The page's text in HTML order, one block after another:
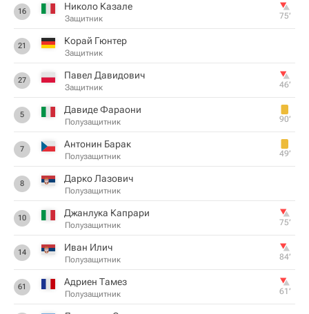
16 Николо Казале
Защитник 75‎’‎
21 Корай Гюнтер
Защитник
27 Павел Давидович
Защитник 46‎’‎
5 Давиде Фараони
Полузащитник 90‎’‎
7 Антонин Барак
Полузащитник 49‎’‎
8 Дарко Лазович
Полузащитник
10 Джанлука Капрари
Полузащитник 75‎’‎
14 Иван Илич
Полузащитник 84‎’‎
61 Адриен Тамез
Полузащитник 61‎’‎